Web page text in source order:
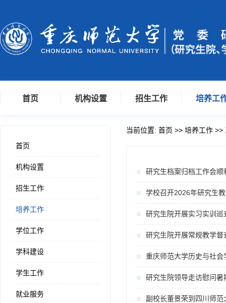
首页 机构设置 招生工作 培养工
首页
机构设置
招生工作
培养工作
学位工作
学科建设
学生工作
就业服务
当前位置: 首页 >> 培养工作 >>
研究生档案归档工作会顺
学校召开2026年研究生
研究生院开展实习实训巡
研究生院开展常规教学督
重庆师范大学历史与社
研究生院领导走访慰问
副校长董景荣到四川师